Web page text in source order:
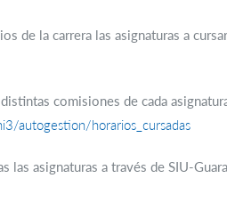
de la carrera las asignaturas a
comisiones de cada
autogestion/horarios_cursadas
las asignaturas a través de SIU-